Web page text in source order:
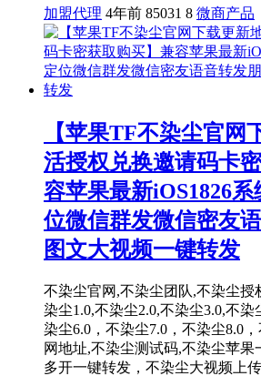
加盟代理 4年前 85031 8 微商产品
【苹果TF不染尘官网
活授权兑换邀请码卡
容苹果最新iOS1826
位微信群发微信密友
图文大视频一键转发
不染尘官网,不染尘团队,不染尘授
染尘1.0,不染尘2.0,不染尘3.0,不染
染尘6.0，不染尘7.0，不染尘8.0
网地址,不染尘测试码,不染尘苹
多开一键转发，不染尘大视频上